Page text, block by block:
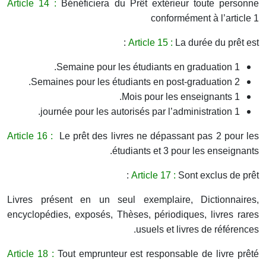
Article 14 : Bénéficiera du Prêt extérieur toute personne
conformément à l’article 1
Article 15 : La durée du prêt est :
1 Semaine pour les étudiants en graduation.
2 Semaines pour les étudiants en post-graduation.
1 Mois pour les enseignants.
1 journée pour les autorisés par l’administration.
Article 16 :
Le prêt des livres ne dépassant pas 2 pour les
étudiants et 3 pour les enseignants.
Article 17 : Sont exclus de prêt :
Livres présent en un seul exemplaire, Dictionnaires,
encyclopédies, exposés, Thèses, périodiques, livres rares
usuels et livres de références.
Article 18 : Tout emprunteur est responsable de livre prêté